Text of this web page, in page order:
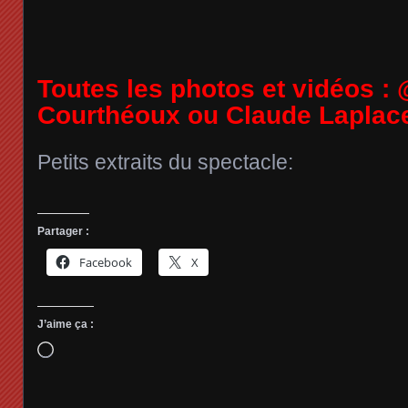
Toutes les photos et vidéos :
Courthéoux ou Claude
Petits extraits du spectacle:
Partager :
Facebook X
J’aime ça :
Chargement…